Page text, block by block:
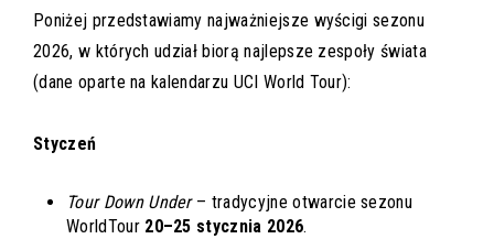
Poniżej przedstawiamy najważniejsze wyścigi sezonu
2026, w których udział biorą najlepsze zespoły świata
(dane oparte na kalendarzu UCI World Tour):
Styczeń
Tour Down Under– tradycyjne otwarcie sezonu
WorldTour 20–25 stycznia 2026.